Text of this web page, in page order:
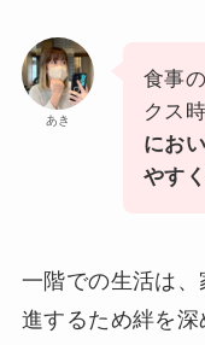
あき
食事
クス
にお
やす
一階での生活は
進するため絆を深